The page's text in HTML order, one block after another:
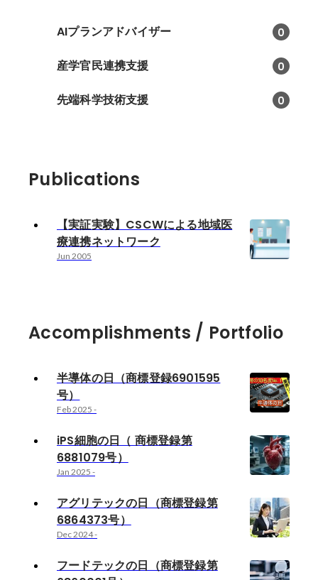
AIプランアドバイザー 0
産学官民連携支援 0
先端科学技術支援 0
Publications
【実証実験】CSCWによる地域医
療連携ネットワーク
Jun 2005
Accomplishments / Portfolio
半導体の日（商標登録6901595
号）
Feb 2025 -
iPS細胞の日（ 商標登録第
6881079号）
Jan 2025 -
アグリテックの日（商標登録第
6864373号）
Dec 2024-
フードテックの日（商標登録第